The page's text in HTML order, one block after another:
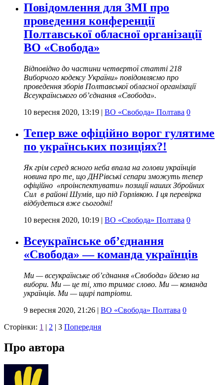
Повідомлення для ЗМІ про
проведення конференції
Полтавської обласної організації
ВО «Свобода»
Відповідно до частини четвертої статті 218
Виборчого кодексу України» повідомляємо про
проведення зборів Полтавської обласної організації
Всеукраїнського об’єднання «Свобода».
10 вересня 2020, 13:19 | ВО «Свобода» Полтава 0
Тепер вже офіційно ворог гулятиме
по українських позиціях?!
Якгрім серед ясного неба впала на голови українців
новина про те, що ДНРівські сепари зможуть тепер
офіційно «проінспектувати» позиції наших Збройних
Сил в районі Шумів, що під Горлівкою. І ця перевірка
відбудеться вже сьогодні!
10 вересня 2020, 10:19 | ВО «Свобода» Полтава 0
Всеукраїнське об’єднання
«Свобода» — команда українців
Ми — всеукраїнське об’єднання «Свобода» йдемо на
вибори. Ми — це ті, хто тримає слово. Ми — команда
українців. Ми — щирі патріоти.
9 вересня 2020, 21:26 | ВО «Свобода» Полтава 0
Сторінки: 1 | 2 | 3 Попередня
Про автора